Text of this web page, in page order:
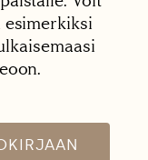
esimerkiksi